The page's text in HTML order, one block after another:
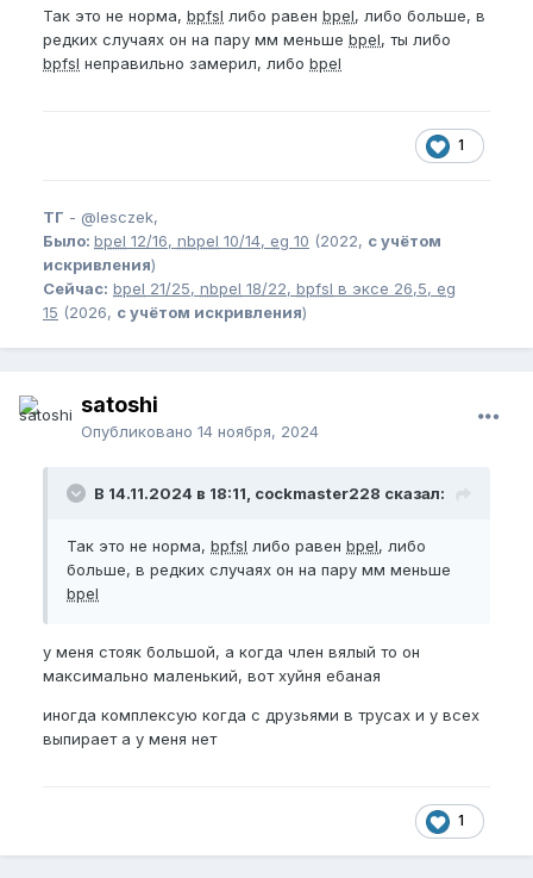
Так это не норма, bpfsl либо равен bpel, либо больше, в
редких случаях он на пару мм меньше bpel, ты либо
bpfsl неправильно замерил, либо bpel
1
ТГ - @lesczek,
Было: bpel 12/16, nbpel 10/14, eg 10 (2022, с учётом
искривления)
Сейчас: bpel 21/25, nbpel 18/22, bpfsl в эксе 26,5, eg
15 (2026, с учётом искривления)
satoshi
Опубликовано 14 ноября, 2024
В 14.11.2024 в 18:11, cockmaster228 сказал:
Так это не норма, bpfsl либо равен bpel, либо
больше, в редких случаях он на пару мм меньше
bpel
у меня стояк большой, а когда член вялый то он
максимально маленький, вот хуйня ебаная
иногда комплексую когда с друзьями в трусах и у всех
выпирает а у меня нет
1